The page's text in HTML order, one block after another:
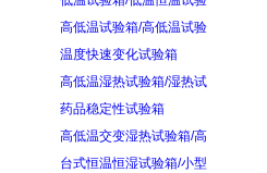
高低温试验箱/高低温试验
温度快速变化试验箱
高低温湿热试验箱/湿热试
药品稳定性试验箱
高低温交变湿热试验箱/高
台式恒温恒湿试验箱/小型